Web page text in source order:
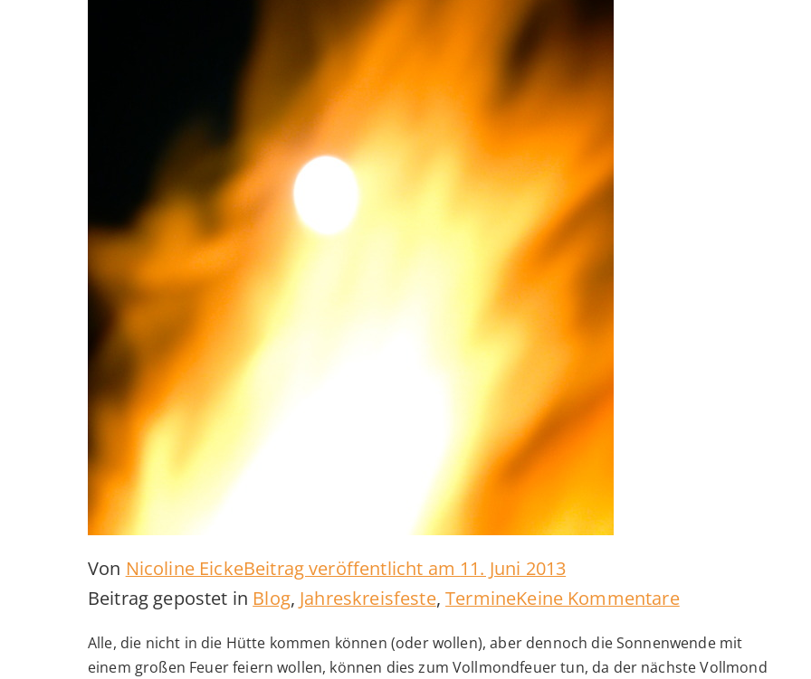
Von Nicoline EickeBeitrag veröffentlicht am 11. Juni 2013
Beitrag gepostet in Blog, Jahreskreisfeste,TermineKeine Kommentarezu
Vollmondfeuer
Alle, die nicht in die Hütte kommen können (oder wollen), aber dennoch die Sonnenwende mit
einem großen Feuer feiern wollen, können dies zum Vollmondfeuer tun, da der nächste Vollmond